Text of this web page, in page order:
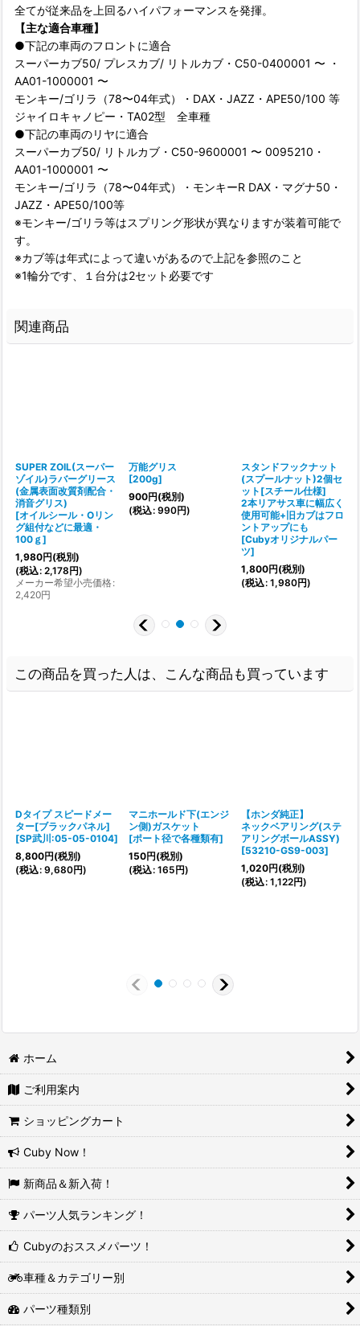
全てが従来品を上回るハイパフォーマンスを発揮。
【主な適合車種】
●下記の車両のフロントに適合
スーパーカブ50/ プレスカブ/ リトルカブ・C50-0400001 〜 ・
AA01-1000001 〜
モンキー/ゴリラ（78〜04年式）・DAX・JAZZ・APE50/100 等
ジャイロキャノピー・TA02型 全車種
●下記の車両のリヤに適合
スーパーカブ50/ リトルカブ・C50-9600001 〜 0095210・
AA01-1000001 〜
モンキー/ゴリラ（78〜04年式）・モンキーR DAX・マグナ50・
JAZZ・APE50/100等
※モンキー/ゴリラ等はスプリング形状が異なりますが装着可能で
す。
※カブ等は年式によって違いがあるので上記を参照のこと
※1輪分です、１台分は2セット必要です
関連商品
SUPER ZOIL(スーパー
ゾイル)ラバーグリース
(金属表面改質剤配合・
消音グリス)
[オイルシール・Oリン
グ組付などに最適・
100ｇ]
1,980円(税別)
(税込: 2,178円)
メーカー希望小売価格:
2,420円
万能グリス
[200g]
900円(税別)
(税込: 990円)
スタンドフックナット
(スプールナット)2個セ
ット[スチール仕様]
2本リアサス車に幅広く
使用可能+旧カブはフロ
ントアップにも
[Cubyオリジナルパー
ツ]
1,800円(税別)
(税込: 1,980円)
この商品を買った人は、こんな商品も買っています
Dタイプ スピードメー
ター[ブラックパネル]
[SP武川:05-05-0104]
8,800円(税別)
(税込: 9,680円)
マニホールド下(エンジ
ン側)ガスケット
[ポート径で各種類有]
150円(税別)
(税込: 165円)
【ホンダ純正】
ネックベアリング(ステ
アリングボールASSY)
[53210-GS9-003]
1,020円(税別)
(税込: 1,122円)
ホーム
ご利用案内
ショッピングカート
Cuby Now！
新商品＆新入荷！
パーツ人気ランキング！
Cubyのおススメパーツ！
車種＆カテゴリー別
パーツ種類別